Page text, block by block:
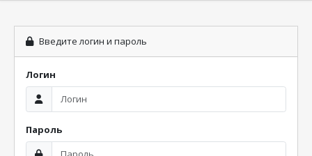
Введите логин и пароль
Логин
Пароль